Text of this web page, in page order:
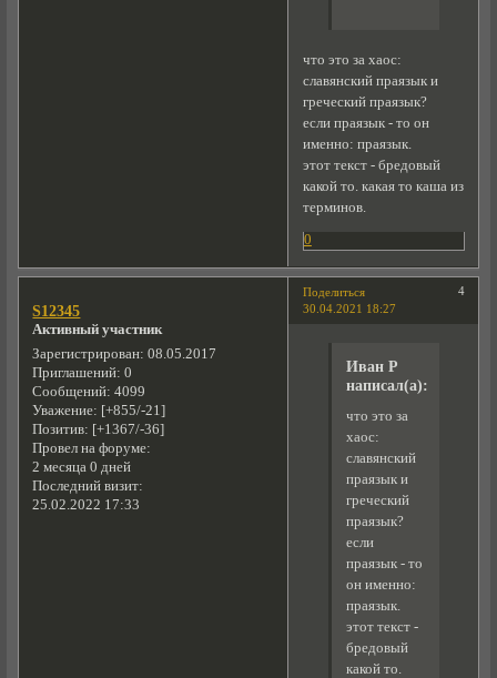
что это за хаос:
славянский праязык и
греческий праязык?
если праязык - то он
именно: праязык.
этот текст - бредовый
какой то. какая то каша из
терминов.
0
Поделиться
4
30.04.2021 18:27
S12345
Активный участник
Зарегистрирован: 08.05.2017
Приглашений: 0
Сообщений: 4099
Уважение: [+855/-21]
Позитив: [+1367/-36]
Провел на форуме:
2 месяца 0 дней
Последний визит:
25.02.2022 17:33
Иван Р
написал(а):
что это за
хаос:
славянский
праязык и
греческий
праязык?
если
праязык - то
он именно:
праязык.
этот текст -
бредовый
какой то.